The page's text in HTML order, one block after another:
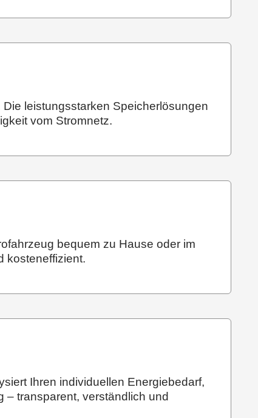
leistungsstarken Speicherlösungen
vom Stromnetz.
bequem zu Hause oder im
kosteneffizient.
Ihren individuellen Energiebedarf,
transparent, verständlich und